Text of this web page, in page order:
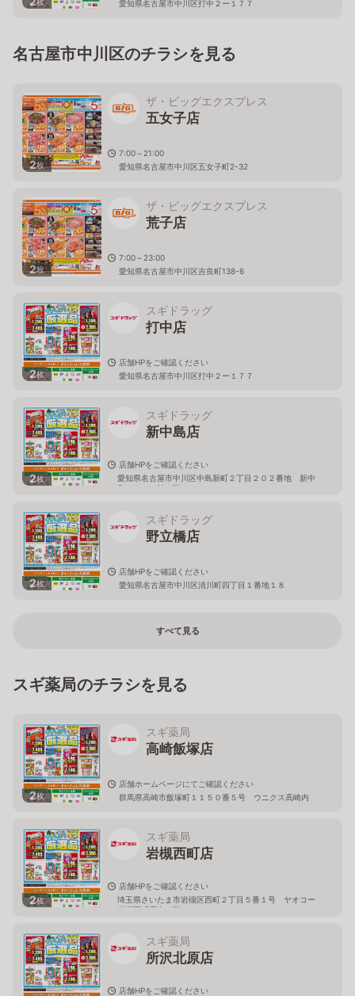
愛知県名古屋市中川区打中２ー１７７
名古屋市中川区のチラシを見る
2枚
ザ・ビッグエクスプレス
五女子店
7:00～21:00
愛知県名古屋市中川区五女子町2-32
2枚
ザ・ビッグエクスプレス
荒子店
7:00～23:00
愛知県名古屋市中川区吉良町138-6
2枚
スギドラッグ
打中店
店舗HPをご確認ください
愛知県名古屋市中川区打中２ー１７７
2枚
スギドラッグ
新中島店
店舗HPをご確認ください
愛知県名古屋市中川区中島新町２丁目２０２番地 新中
島フランテ館１階
2枚
スギドラッグ
野立橋店
店舗HPをご確認ください
愛知県名古屋市中川区清川町四丁目１番地１８
すべて見る
スギ薬局のチラシを見る
2枚
スギ薬局
高崎飯塚店
店舗ホームページにてご確認ください
群馬県高崎市飯塚町１１５０番５号 ウニクス高崎内
2枚
スギ薬局
岩槻西町店
店舗HPをご確認ください
埼玉県さいたま市岩槻区西町２丁目５番１号 ヤオコー
岩槻西町店内１階
スギ薬局
所沢北原店
店舗HPをご確認ください